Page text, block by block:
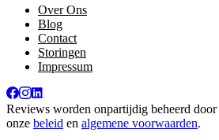
Over Ons
Blog
Contact
Storingen
Impressum
Reviews worden onpartijdig beheerd door
onze beleid en algemene voorwaarden.